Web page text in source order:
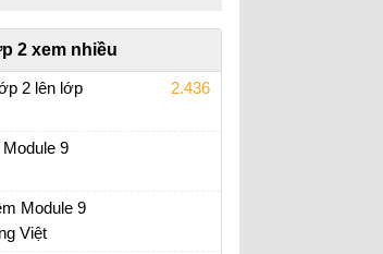
2 xem nhiều
2 lên lớp
2.436
lên 3
9
9 Tiểu Học đầy đủ
Module 9
Việt